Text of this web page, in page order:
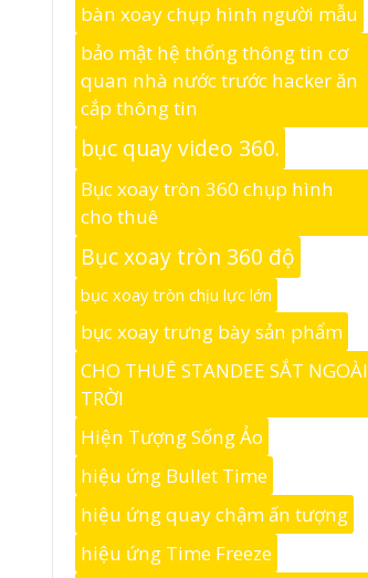
bàn xoay chụp hình người mẫu
bảo mật hệ thống thông tin cơ
quan nhà nước trước hacker ăn
cắp thông tin
bục quay video 360.
Bục xoay tròn 360 chụp hình
cho thuê
Bục xoay tròn 360 độ
bục xoay tròn chịu lực lớn
bục xoay trưng bày sản phẩm
CHO THUÊ STANDEE SẮT NGOÀI
TRỜI
Hiện Tượng Sống Ảo
hiệu ứng Bullet Time
hiệu ứng quay chậm ấn tượng
hiệu ứng Time Freeze